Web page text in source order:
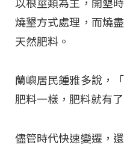
以根莖類為主，開墾
燒墾方式處理，而燒
天然肥料。
蘭嶼居民鍾雅多說，
肥料一樣，肥料就有
儘管時代快速變遷，